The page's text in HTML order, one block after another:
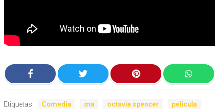
Etiquetas: Comedia ma octavia spencer
película